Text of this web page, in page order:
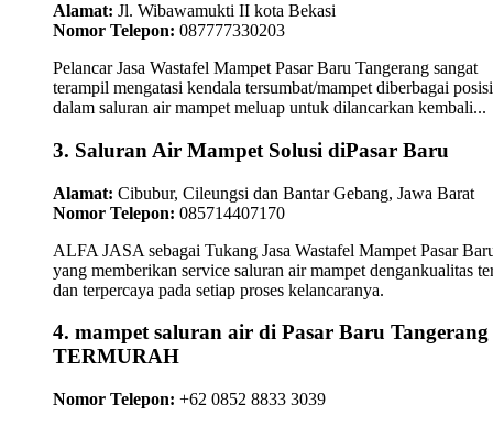
Alamat: Jl. Wibawamukti II kota Bekasi
Nomor Telepon: 087777330203
Pelancar Jasa Wastafel Mampet Pasar Baru Tangerang sangat
terampil mengatasi kendala tersumbat/mampet diberbagai
dalam saluran air mampet meluap untuk dilancarkan kembali...
3. Saluran Air Mampet Solusi diPasar Baru
Alamat: Cibubur, Cileungsi dan Bantar Gebang, Jawa Barat
Nomor Telepon: 085714407170
ALFA JASA sebagai Tukang Jasa Wastafel Mampet Pasar
yang memberikan service saluran air mampet dengankualitas
dan terpercaya pada setiap proses kelancaranya.
4. mampet saluran air di Pasar Baru Tangerang
TERMURAH
Nomor Telepon: +62 0852 8833 3039